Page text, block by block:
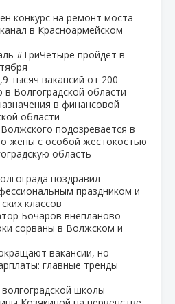
конкурс на ремонт моста
в Красноармейском
#ТриЧетыре пройдёт в
тысяч вакансий от 200
Волгоградской области
в финансовой
области
подозревается в
жены с особой жестокостью
область
поздравил
праздником и
классов
Бочаров внепланово
сорваны в Волжском и
вакансии, но
главные тренды
школы